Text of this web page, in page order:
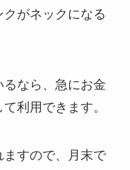
がネックになる
るなら、急にお金
利用できます。
すので、月末で